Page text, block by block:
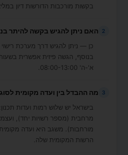
בקשות מורכבות הדורשות דיון
2 האם ניתן להגיש בקשה להיתר
כן — ניתן להגיש דרך מערכת רישוי
בנוסף, הגשה פיזית אפשרית
א'-ה' 08:00-13:00.
3 מה ההבדל בין ועדה מקומית
בישראל יש שלוש רמות ועדות
מרחבית (מספר רשויות יחד),
מורחבות). משגב היא ועדה
הרשות המקומית שלה.